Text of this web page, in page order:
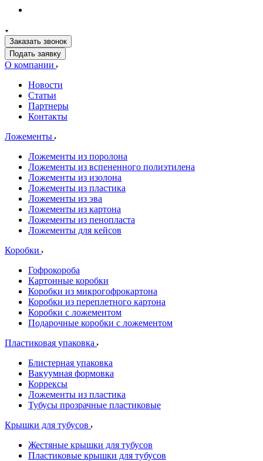
Заказать звонок
Подать заявку
О компании
Новости
Статьи
Партнеры
Контакты
Ложементы
Ложементы из поролона
Ложементы из вспененного полиэтилена
Ложементы из изолона
Ложементы из пластика
Ложементы из эва
Ложементы из картона
Ложементы из пенопласта
Ложементы для кейсов
Коробки
Гофрокороба
Картонные коробки
Коробки из микрогофрокартона
Коробки из переплетного картона
Коробки с ложементом
Подарочные коробки с ложементом
Пластиковая упаковка
Блистерная упаковка
Вакуумная формовка
Коррексы
Ложементы из пластика
Тубусы прозрачные пластиковые
Крышки для тубусов
Жестяные крышки для тубусов
Пластиковые крышки для тубусов